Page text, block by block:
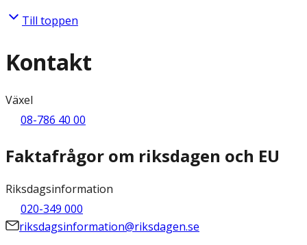
Till toppen
Kontakt
Växel
08-786 40 00
Faktafrågor om riksdagen och EU
Riksdagsinformation
020-349 000
riksdagsinformation@riksdagen.se